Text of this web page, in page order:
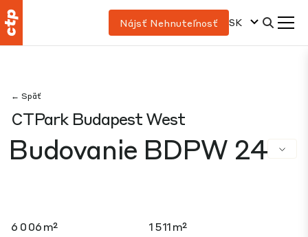
Nájsť Nehnuteľnosť SK
← Späť
CTPark Budapest West
Budovanie BDPW 24
6 006 m² 1 511 m²